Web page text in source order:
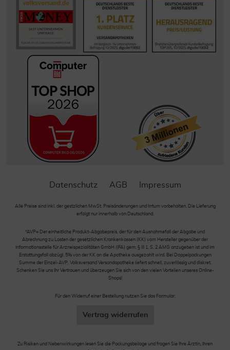
Datenschutz AGB Impressum
Alle Preise sind inkl. der gestzlichen MwSt. Preisänderungen und Irrtum vorbehalten. Die Lieferung
erfolgt nur innerhalb von Deutschland.
*AVP= Der einheitliche Produkt-Abgabepreis, der für den Ausnahmefall der Abgabe und
Abrechnung zu Lasten der gesetzlichen Krankenkassen (KK) vom Hersteller gegenüber der
Informationsstelle für Arzneispezialitäten GmbH (IFA) gem. § III 1, S. 2 AMG anzugeben ist und im
Erstattungsfall abzügl. 5% von der KK an die Apotheke ausgezahlt wird. Bei Doppelpackungen
Summe der Einzel-AVP. Volksversand Versandapotheke liefert schnell, zuverlässig und diskret.
Schenken Sie uns Ihr Vertrauen und überzeugen Sie sich von den vielen Vorteilen unseres Online-
Shops!
Für den Widerruf einer Bestellung nutzen Sie das Formular:
Vertrag widerrufen
Zu Risiken und Nebenwirkungen lesen Sie die Packungsbeilage und fragen Sie Ihre Ärztin, Ihren